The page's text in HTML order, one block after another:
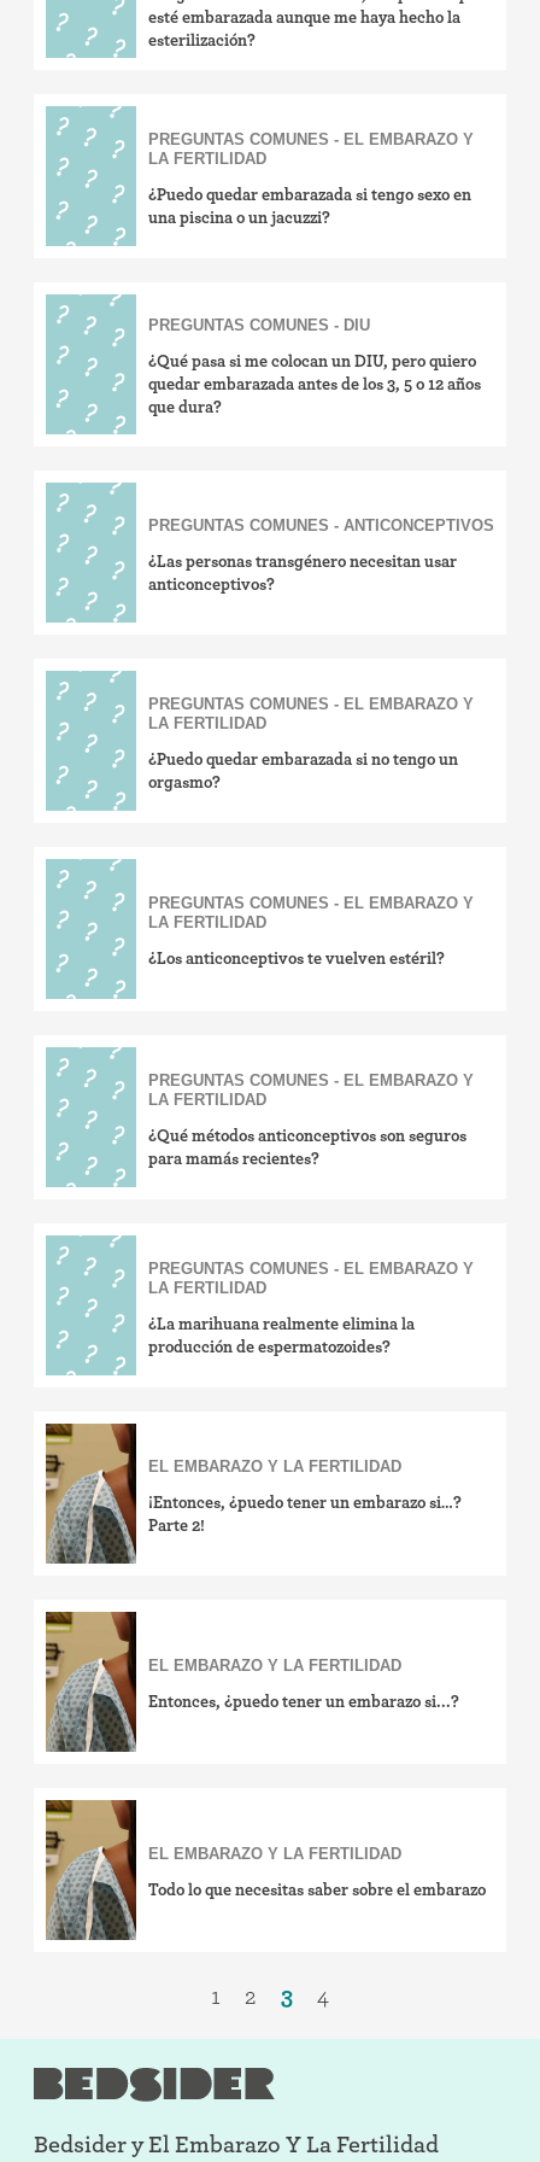
esté embarazada aunque me haya hecho la
esterilización?
PREGUNTAS COMUNES - EL EMBARAZO Y
LA FERTILIDAD
¿Puedo quedar embarazada si tengo sexo en
una piscina o un jacuzzi?
PREGUNTAS COMUNES - DIU
¿Qué pasa si me colocan un DIU, pero quiero
quedar embarazada antes de los 3, 5 o 12 años
que dura?
PREGUNTAS COMUNES - ANTICONCEPTIVOS
¿Las personas transgénero necesitan usar
anticonceptivos?
PREGUNTAS COMUNES - EL EMBARAZO Y
LA FERTILIDAD
¿Puedo quedar embarazada si no tengo un
orgasmo?
PREGUNTAS COMUNES - EL EMBARAZO Y
LA FERTILIDAD
¿Los anticonceptivos te vuelven estéril?
PREGUNTAS COMUNES - EL EMBARAZO Y
LA FERTILIDAD
¿Qué métodos anticonceptivos son seguros
para mamás recientes?
PREGUNTAS COMUNES - EL EMBARAZO Y
LA FERTILIDAD
¿La marihuana realmente elimina la
producción de espermatozoides?
EL EMBARAZO Y LA FERTILIDAD
¡Entonces, ¿puedo tener un embarazo si…?
Parte 2!
EL EMBARAZO Y LA FERTILIDAD
Entonces, ¿puedo tener un embarazo si...?
EL EMBARAZO Y LA FERTILIDAD
Todo lo que necesitas saber sobre el embarazo
1 2 3 4
Bedsider yEl Embarazo Y La Fertilidad